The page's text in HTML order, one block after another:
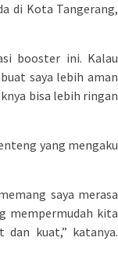
di Kota Tangerang,
booster ini. Kalau
saya lebih aman
bisa lebih ringan
yang mengaku
saya merasa
mempermudah kita
dan kuat,” katanya.